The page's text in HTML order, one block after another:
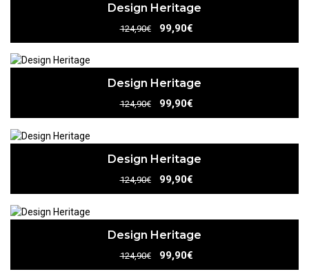
Design Heritage
124,90€ 99,90€
Design Heritage
124,90€ 99,90€
Design Heritage
124,90€ 99,90€
Design Heritage
124,90€ 99,90€